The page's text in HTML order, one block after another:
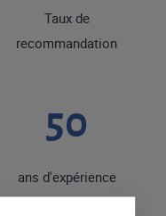
Taux de
recommandation
50
ans d'expérience